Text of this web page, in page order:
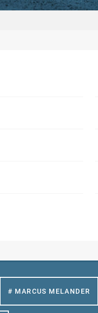
# MARCUS MELANDER